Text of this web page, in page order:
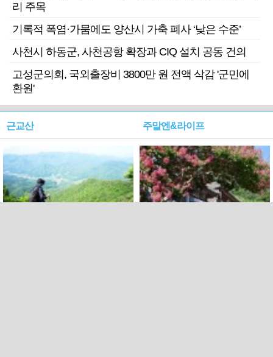
리 주목
기록적 폭염·가뭄에도 양산시 가축 폐사 ‘낮은 수준’
사천시 하동군, 사천공항 확장과 CIQ 설치 공동 건의
고성군의회, 국외출장비 3800만 원 전액 삭감 '군민에
환원'
근교산 주말엔&라이프